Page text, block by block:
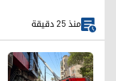
منذ 25 دقيقة